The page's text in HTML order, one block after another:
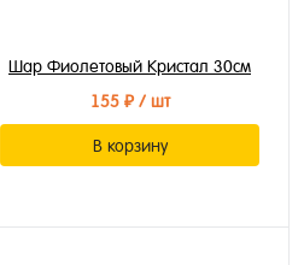
Шар Фиолетовый Кристал 30см
155 ₽/ шт
В корзину